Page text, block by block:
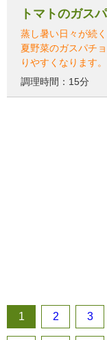
トマトのガス
蒸し暑い日々が続
夏野菜のガスパチ
りやすくなります。
調理時間：15分
1 2 3